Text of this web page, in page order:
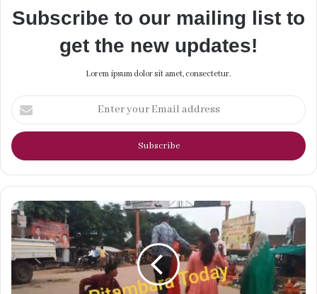
Subscribe to our mailing list to
get the new updates!
Lorem ipsum dolor sit amet, consectetur.
Enter
your
Email
address